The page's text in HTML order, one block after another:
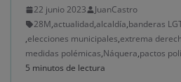
22 junio 2023
JuanCastro
28M,actualidad,alcaldía,banderas
,elecciones municipales,extrema
medidas polémicas,Náquera,pactos
5 minutos de lectura